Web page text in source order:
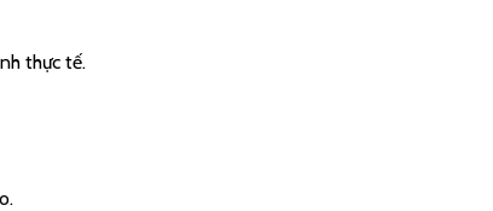
thực tế.